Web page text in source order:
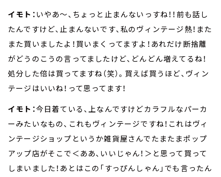
イモト： いやあ～、ちょっと止まんないっすね！！前も話し
たんですけど、止まんないです、私のヴィンテージ熱！また
また買いましたよ！買いまくってますよ！あれだけ断捨離
がどうのこうの言ってましたけど、どんどん増えてるね！
処分した倍は買ってますね（笑）。買えば買うほど、ヴィン
テージはいいね！って思ってます！
イモト：今日着ている、上なんですけどカラフルなパーカ
ーみたいなもの、これもヴィンテージですね！これはヴィ
ンテージショップというか雑貨屋さんでたまたまポップ
アップ店がそこで＜ああ、いいじゃん！＞と思って買って
しまいました！あとはこの「すっぴんしゃん」でも言ったん